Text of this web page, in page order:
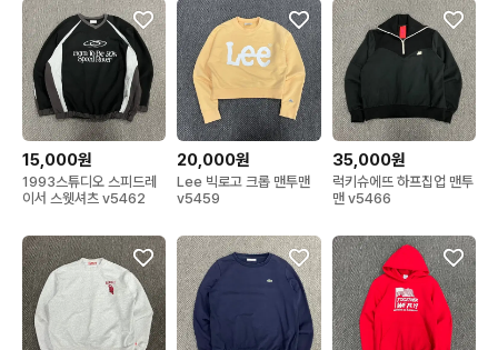
15,000원
1993스튜디오 스피드레
이서 스웻셔츠 v5462
20,000원
Lee 빅로고 크롭 맨투맨
v5459
35,000원
럭키슈에뜨 하프집업 맨투
맨 v5466